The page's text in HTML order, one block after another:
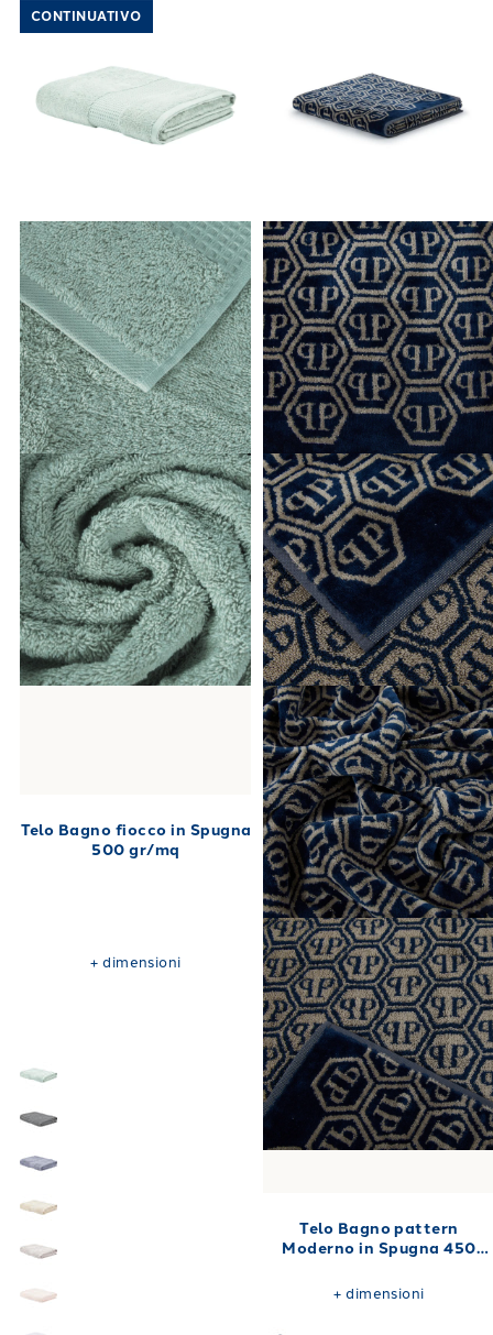
CONTINUATIVO
Telo Bagno fiocco in Spugna
500 gr/mq
+dimensioni
Telo Bagno pattern
Moderno in Spugna 450
+dimensioni